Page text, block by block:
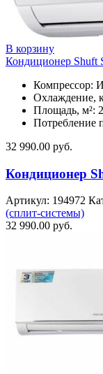
В корзину
Кондиционер Shuft
Компрессор:
Охлаждение,
Площадь, м²:
Потребление
32 990.00 руб.
Кондиционер
Артикул: 194972
(сплит-системы)
32 990.00 руб.